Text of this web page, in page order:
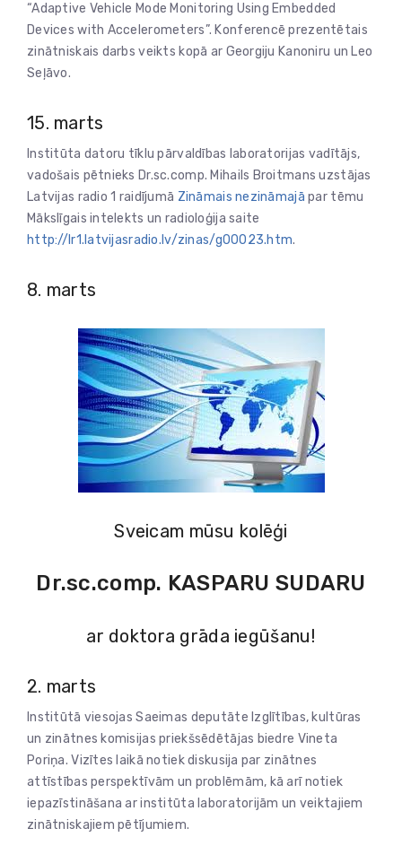
“Adaptive Vehicle Mode Monitoring Using Embedded
Devices with Accelerometers”. Konferencē prezentētais
zinātniskais darbs veikts kopā ar Georgiju Kanoniru un Leo
Seļāvo.
15. marts
Institūta datoru tīklu pārvaldības laboratorijas vadītājs,
vadošais pētnieks Dr.sc.comp. Mihails Broitmans uzstājas
Latvijas radio 1 raidījumā Zināmais nezināmajā par tēmu
Mākslīgais intelekts un radioloģija saite
http://lr1.latvijasradio.lv/zinas/g00023.htm.
8. marts
Sveicam mūsu kolēģi
Dr.sc.comp. KASPARU SUDARU
ar doktora grāda iegūšanu!
2. marts
Institūtā viesojas Saeimas deputāte Izglītības, kultūras
un zinātnes komisijas priekšsēdētājas biedre Vineta
Poriņa. Vizītes laikā notiek diskusija par zinātnes
attīstības perspektīvām un problēmām, kā arī notiek
iepazīstināšana ar institūta laboratorijām un veiktajiem
zinātniskajiem pētījumiem.